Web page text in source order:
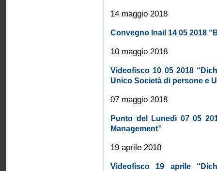
14 maggio 2018
Convegno Inail 14 05 2018
10 maggio 2018
Videofisco 10 05 2018
Unico Società di persone e
07 maggio 2018
Punto del Lunedì 07 05
Management”
19 aprile 2018
Videofisco 19 aprile